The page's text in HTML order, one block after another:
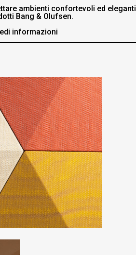
ambienti confortevoli ed eleganti
Bang & Olufsen.
informazioni